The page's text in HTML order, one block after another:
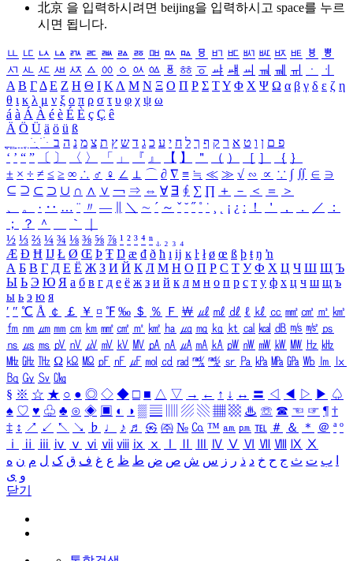
北京 을 입력하시려면 beijing을 입력하시고 space를 누르
시면 됩니다.
ㅥ ㅦ ㅧ ㅨ ㅩ ㅪ ㅫ ㅬ ㅭ ㅮ ㅯ ㅰ ㅱ ㅲ ㅳ ㅴ ㅵ ㅶ ㅷ ㅸ
ㅹ
ㅺ ㅻ ㅼ ㅽ ㅾ ㅿ ㆀ ㆁ ㆂ ㆃ ㆄ ㆅ ㆆ ㆇ ㆈ ㆉ ㆊ ㆋ ㆌ ㆍ
ㆎ
Α Β ΓΔ Ε Ζ Η Θ Ι ΚΛ Μ Ν Ξ Ο Π Ρ Σ ΤΥ Φ Χ Ψ Ω α β γ δ ε ζ η
θ ι κ λ μ ν ξ ο π ρ σ τ υ φ χ ψ ω
á à Á À é è É È ç Ç ê
Ä Ö Ü ä ö ü ß
ִֶֹ ֻּ ׁׂ פ ם ן ו ט א ר ק ף ך ל ח י ע כ ג ד ש ץ ת צ מ נ ה ב
‘ ’ “ ” 〔 〕 〈 〉 「 」 『 』 【 】 ＂ （ ） ［ ］ ｛ ｝
± × ÷ ≠ ≤ ≥ ∞ ∴ ♂ ♀ ∠ ⊥ ⌒ ∂ ∇ ≡ ≒ ≪ ≫ √ ∽ ∝ ∵ ∫ ∬ ∈ ∋
⊆ ⊇ ⊂ ⊃ ∪ ∩ ∧ ∨ ￢ ⇒ ⇔ ∀ ∃ ∮ ∑ ∏ ＋ － ＜ ＝
＞
、
。 · ‥ … ¨ 〃 ― ＼ ∼ ´ ～ ˇ ˘ ˝ ˚ ˙ ¸ ¡ ¿ ː ！ ＇ ， ． ／
：
；
？ ＾ ｀
½ ⅓ ⅔ ¼ ¾ ⅛ ⅜ ⅝ ⅞ ¹ ² ³ ⁴ ⁿ ₁ ₂ ₃ ₄
Æ Ð Ħ Ĳ Ł Ø Œ Þ Ŧ Ŋ æ đ ð ħ ı ĳ ĸ ŀ ł ø œ ß þ ŧ ŋ ŉ
А Б В Г Д Е Ё Ж З И Й К Л М Н О П Р С Т У Ф Х Ц Ч Ш Щ Ъ
Ы Ь Э Ю Я а б в г д е ё ж з и й к л м н о п р с т у ф х ц ч ш щ ъ
ы ь э ю я
′ ″ ℃ Å ￠ ￡ ￥ ¤ ℉ ‰ ＄ ％ Ｆ ￦ ㎕ ㎖ ㎗ ℓ ㎘ ㏄ ㎣ ㎤ ㎥ ㎦
㎙ ㎚ ㎛ ㎜ ㎝ ㎞ ㎟ ㎠ ㎡ ㎢ ㏊ ㎍ ㎎ ㎏ ㏏ ㎈ ㎉ ㏈ ㎧ ㎨ ㎰
㎱ ㎲ ㎳ ㎴ ㎵ ㎶ ㎷ ㎸ ㎹ ㎀ ㎁ ㎂ ㎃ ㎄ ㎺ ㎻ ㎽ ㎾ ㎿ ㎐ ㎑
㎒ ㎓ ㎔ Ω ㏀ ㏁ ㎊ ㎋ ㎌ ㏖ ㏅ ㎭ ㎮ ㎯ ㏛ ㎩ ㎪ ㎫ ㎬ ㏝ ㏐
㏓
㏃ ㏉ ㏜ ㏆
§ ※ ☆ ★ ○ ● ◎ ◇ ◆ □ ■ △ ▽ → ← ↑ ↓ ↔ 〓 ◁ ◀ ▷ ▶ ♤
♠ ♡ ♥ ♧ ♣ ⊙ ◈ ▣ ◐ ◑ ▒ ▤ ▨ ▧ ▦ ▩ ♨ ☏ ☎ ☜ ☞ ¶ †
‡ ↕ ↗ ↙ ↖ ↘ ♭ ♩ ♪ ♬ ㉿ ㈜ № ㏇ ™ ㏂ ㏘ ℡ ＃ ＆ ＊ ＠ ª º
ⅰ
ⅱ ⅲ ⅳ ⅴ ⅵ ⅶ ⅷ ⅸ ⅹ Ⅳ Ⅴ Ⅵ Ⅶ Ⅷ Ⅸ Ⅹ
ب ت ث ج ح خ د ذ ر ز س ش ص ض ط ظ ع غ ف ق ک ل م ن ه
و ی
닫기